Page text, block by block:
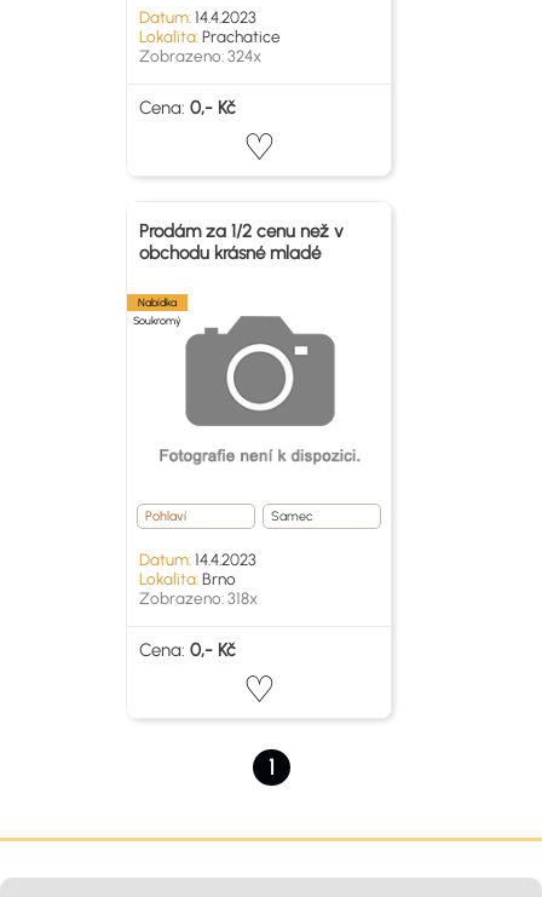
Datum:14.4.2023
Lokalita:Prachatice
Zobrazeno: 324x
Cena: 0,- Kč
Prodám za 1/2 cenu než v
obchodu krásné mladé
Nabídka
Soukromý
Pohlaví Samec
Datum:14.4.2023
Lokalita:Brno
Zobrazeno: 318x
Cena: 0,- Kč
1